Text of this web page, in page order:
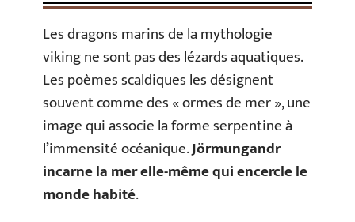
Les dragons marins de la mythologie
viking ne sont pas des lézards aquatiques.
Les poèmes scaldiques les désignent
souvent comme des « ormes de mer », une
image qui associe la forme serpentine à
l’immensité océanique.Jörmungandr
incarne la mer elle-même qui encercle le
monde habité.